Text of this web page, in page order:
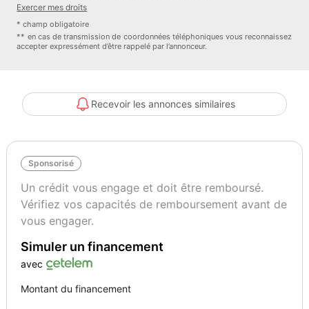
- controle pression des pneus : oui
- detecteur de pluie : oui
- feux de circulation diurne : oui
- dimension des jantes : 16
- jantes : aluminium
- ordinateur de bord : oui
- prise-12v : oui
- prise audio usb : oui
- radar obstacle arriere : oui
- vitres surteintees : oui
- volant multifonctions : oui
Véhicule visible UNIQUEMENT sur RDV à L'île de la RÉUNION
avec votre conseiller commercial Paul Bentolila
* Inclus dans la Garantie (Moteur – Boîte de vitesse – Pont)
Exercer mes droits
* champ obligatoire
** en cas de transmission de coordonnées téléphoniques vous reconnaissez
accepter expressément d’être rappelé par l’annonceur.
Recevoir les annonces similaires
Sponsorisé
Un crédit vous engage et doit être remboursé.
Vérifiez vos capacités de remboursement avant de
vous engager.
Simuler un financement
avec
Montant du financement